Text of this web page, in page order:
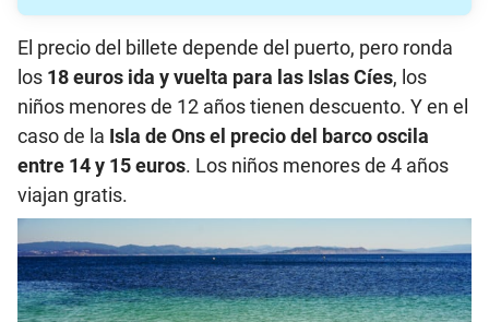
El precio del billete depende del puerto, pero ronda
los 18 euros ida y vuelta para las Islas Cíes, los
niños menores de 12 años tienen descuento. Y en el
caso de la Isla de Ons el precio del barco oscila
entre 14 y 15 euros. Los niños menores de 4 años
viajan gratis.